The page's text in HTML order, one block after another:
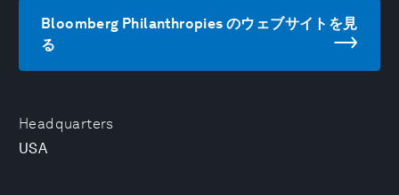
Headquarters
USA
Bloomberg Philanthropies のウェブサイトを見
る